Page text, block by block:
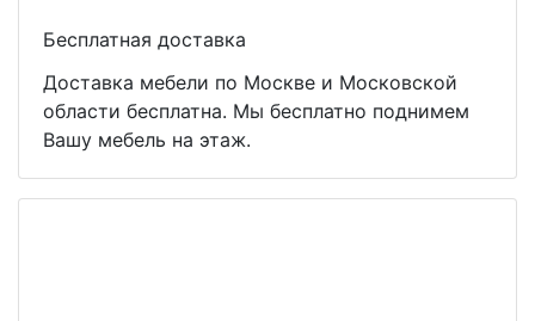
Бесплатная доставка
Доставка мебели по Москве и Московской
области бесплатна. Мы бесплатно поднимем
Вашу мебель на этаж.